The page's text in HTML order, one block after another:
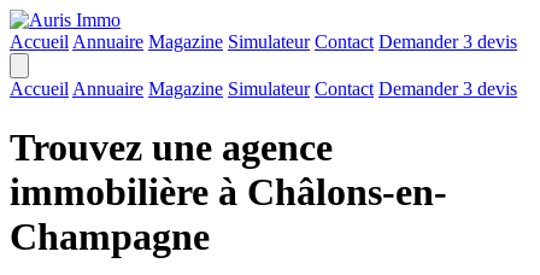
Accueil Annuaire Magazine Simulateur Contact Demander 3 devis
Accueil Annuaire Magazine Simulateur Contact Demander 3 devis
Trouvez une agence
immobilière à Châlons-en-
Champagne